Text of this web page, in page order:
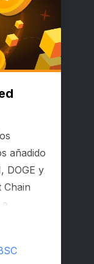
añadido
DOGE y
Chain